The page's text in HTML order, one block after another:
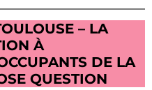
– LA
À
DE LA
QUESTION